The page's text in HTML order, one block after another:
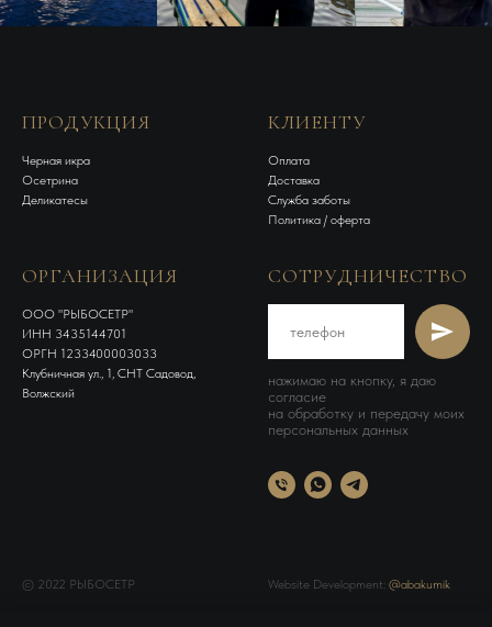
ПРОДУКЦИЯ
Черная икра
Осетрина
Деликатесы
КЛИЕНТУ
Оплата
Доставка
Служба заботы
Политика / оферта
ОРГАНИЗАЦИЯ
OOO "РЫБОСЕТР"
ИНН 3435144701
ОРГН 1233400003033
Клубничная ул., 1, СНТ Садовод,
Волжский
СОТРУДНИЧЕСТВО
нажимаю на кнопку, я даю
согласие
на обработку и передачу моих
персональных данных
© 2022 РЫБОСЕТР Website Development: @abakumik